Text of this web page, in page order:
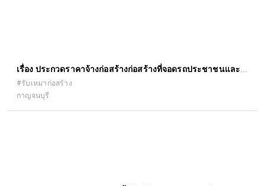
เรื่อง ประกวดราคาจ้างก่อสร้างก่อสร้างที่จอดรถประชาชนและ
คนพิการ สำนักงานที่ดินจังหวัดกาญจนบุรี ด้วยวิธีประกวดราคา
อิเล็กทรอนิกส์ (e-bidding)
#รับเหมาก่อสร้าง
กาญจนบุรี